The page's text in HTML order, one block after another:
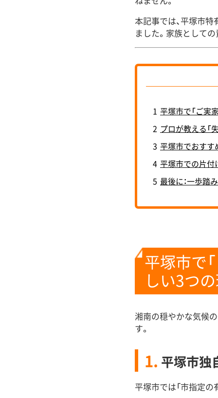
本記事では、平塚市
ました。家族として
1 平塚市で「ご実
2 プロが教える「
3 平塚市でおす
4 平塚市での片付
5 最後に：一歩踏
平塚市で
しい3つ
湘南の穏やかな気候
す。
1. 平塚市独
平塚市では「市指定